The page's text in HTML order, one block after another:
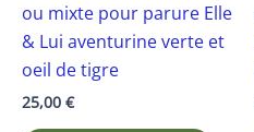
ou mixte pour parure Elle
& Lui aventurine verte et
oeil de tigre
25,00 €